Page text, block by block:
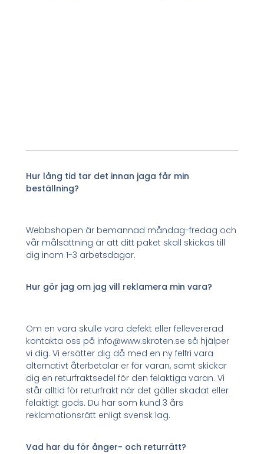
Hur lång tid tar det innan jaga får min
beställning?
Webbshopen är bemannad måndag-fredag och
vår målsättning är att ditt paket skall skickas till
dig inom 1-3 arbetsdagar.
Hur gör jag om jag vill reklamera min vara?
Om en vara skulle vara defekt eller fellevererad
kontakta oss på info@www.skroten.se så hjälper
vi dig. Vi ersätter dig då med en ny felfri vara
alternativt återbetalar er för varan, samt skickar
dig en returfraktsedel för den felaktiga varan. Vi
står alltid för returfrakt när det gäller skadat eller
felaktigt gods. Du har som kund 3 års
reklamationsrätt enligt svensk lag.
Vad har du för ånger- och returrätt?